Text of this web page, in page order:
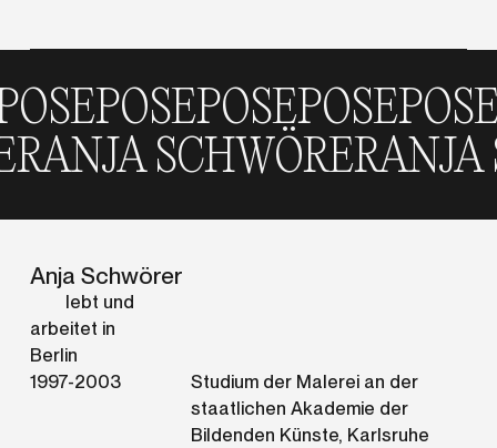
POSEPOSEPOSEPOSE
ANJA SCHWÖRER
Anja Schwörer
lebt und
arbeitet in
Berlin
1997-2003
Studium der Malerei an der
staatlichen Akademie der
Bildenden Künste, Karlsruhe